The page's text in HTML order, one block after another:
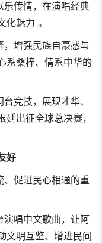
乐传情，在演唱经典
魅力 。
，增强民族自豪感与
系桑梓、情系中华的
竞技，展现才华、
出征全球总决赛，
好
、促进民心相通的重
演唱中文歌曲，让阿
文明互鉴、增进民间